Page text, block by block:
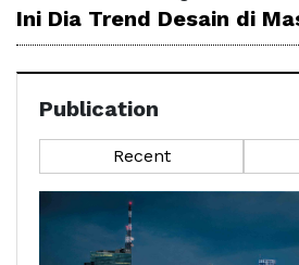
Ini Dia Trend Desain di
Publication
Recent